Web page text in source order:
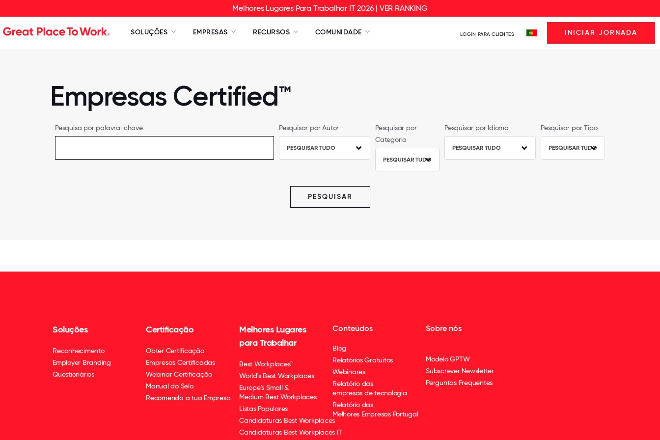
Melhores Lugares Para Trabalhar IT 2026 | VER RANKING
SOLUÇÕES EMPRESAS RECURSOS COMUNIDADE LOGIN PARA CLIENTES INICIAR JORNADA
Empresas Certified™
Pesquisa por palavra-chave: Pesquisar por Autor
PESQUISAR TUDO
Pesquisar por
Categoria
PESQUISAR TUDO
Pesquisar por Idioma
PESQUISAR TUDO
Pesquisar por Tipo
PESQUISAR TUDO
PESQUISAR
Soluções
Reconhecimento
Employer Branding
Questionários
Certificação
Obter Certificação
Empresas Certificadas
Webinar Certificação
Manual do Selo
Recomenda a tua Empresa
Melhores Lugares
para Trabalhar
Best Workplaces™
World's Best Workplaces
Europe's Small &
Medium Best Workplaces
Listas Populares
Candidaturas Best Workplaces
Candidaturas Best Workplaces IT
Conteúdos
Blog
Relatórios Gratuitos
Webinares
Relatório das
empresas de tecnologia
Relatório das
Melhores Empresas Portugal
Sobre nós
Modelo GPTW
Subscrever Newsletter
Perguntas Frequentes